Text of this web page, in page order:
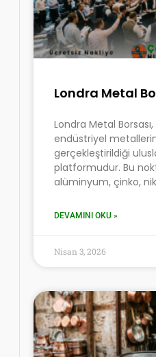
Londra Metal
Londra Metal
endüstriyel metallerin
gerçekleştirildiği
platformudur. Bu
alüminyum, çinko,
DEVAMINI OKU »
Nisan 3, 2026